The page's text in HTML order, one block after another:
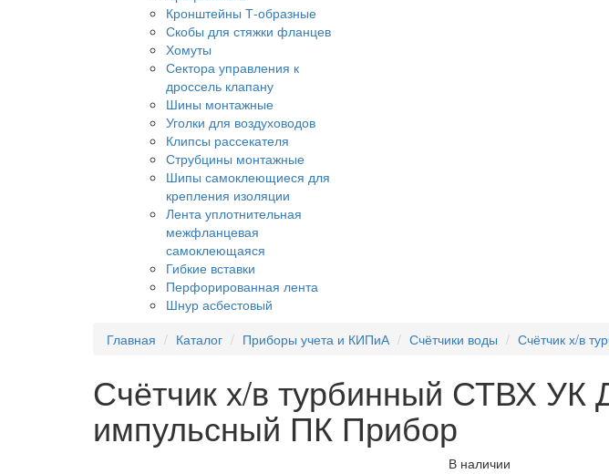
Кронштейны Т-образные
Скобы для стяжки фланцев
Хомуты
Сектора управления к
дроссель клапану
Шины монтажные
Уголки для воздуховодов
Клипсы рассекателя
Струбцины монтажные
Шипы самоклеющиеся для
крепления изоляции
Лента уплотнительная
межфланцевая
самоклеющаяся
Гибкие вставки
Перфорированная лента
Шнур асбестовый
Главная Каталог Приборы учета и КИПиА Счётчики воды Счётчик х/в
Счётчик х/в турбинный СТВХ
импульсный ПК Прибор
В наличии